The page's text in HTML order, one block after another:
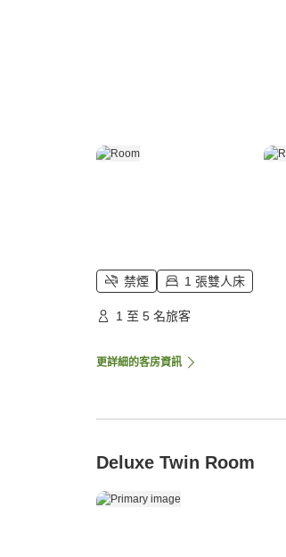
禁煙 1 張雙人床
1 至 5 名旅客
更詳細的客房資訊
Deluxe Twin Room